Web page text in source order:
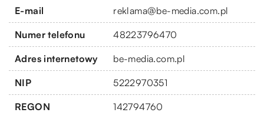
E-mail reklama@be-media.com.pl
Numer telefonu 48223796470
Adres internetowy be-media.com.pl
NIP 5222970351
REGON 142794760